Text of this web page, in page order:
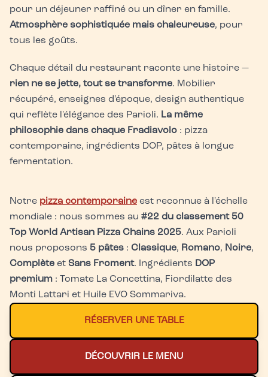
pour un déjeuner raffiné ou un dîner en famille.
Atmosphère sophistiquée mais chaleureuse, pour
tous les goûts.
Chaque détail du restaurant raconte une histoire —
rien ne se jette, tout se transforme. Mobilier
récupéré, enseignes d'époque, design authentique
qui reflète l'élégance des Parioli. La même
philosophie dans chaque Fradiavolo : pizza
contemporaine, ingrédients DOP, pâtes à longue
fermentation.
Notre pizza contemporaine est reconnue à l'échelle
mondiale : nous sommes au #22 du classement 50
Top World Artisan Pizza Chains 2025. Aux Parioli
nous proposons 5 pâtes : Classique, Romano, Noire,
Complète et Sans Froment. Ingrédients DOP
premium : Tomate La Concettina, Fiordilatte des
Monti Lattari et Huile EVO Sommariva.
RÉSERVER UNE TABLE
DÉCOUVRIR LE MENU